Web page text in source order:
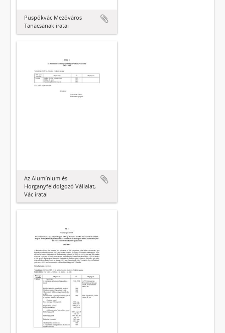
Püspökvác Mezőváros
Tanácsának iratai
Az Alumínium és
Horganyfeldolgozó Vállalat,
Vác iratai